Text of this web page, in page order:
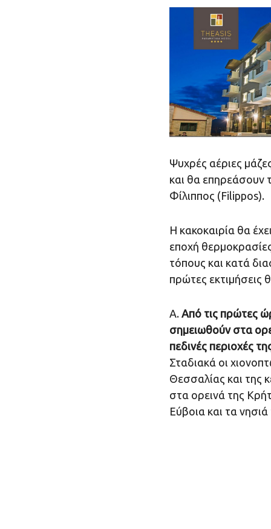
Ψυχρές αέριες
και θα επηρεάσουν
Φίλιππος (Filippos).
Η κακοκαιρία θα
εποχή
τόπους και κατά
πρώτες εκτιμήσεις
Α. Από τις πρώτες
σημειωθούν στα
πεδινές περιοχές
Σταδιακά οι
Θεσσαλίας και της
στα ορεινά της
Εύβοια και τα